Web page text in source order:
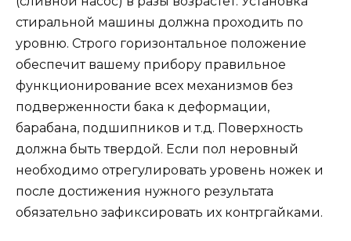
стиральной машины должна проходить по
уровню. Строго горизонтальное положение
обеспечит вашему прибору правильное
функционирование всех механизмов без
подверженности бака к деформации,
барабана, подшипников и т.д. Поверхность
должна быть твердой. Если пол неровный
необходимо отрегулировать уровень ножек и
после достижения нужного результата
обязательно зафиксировать их контргайками.